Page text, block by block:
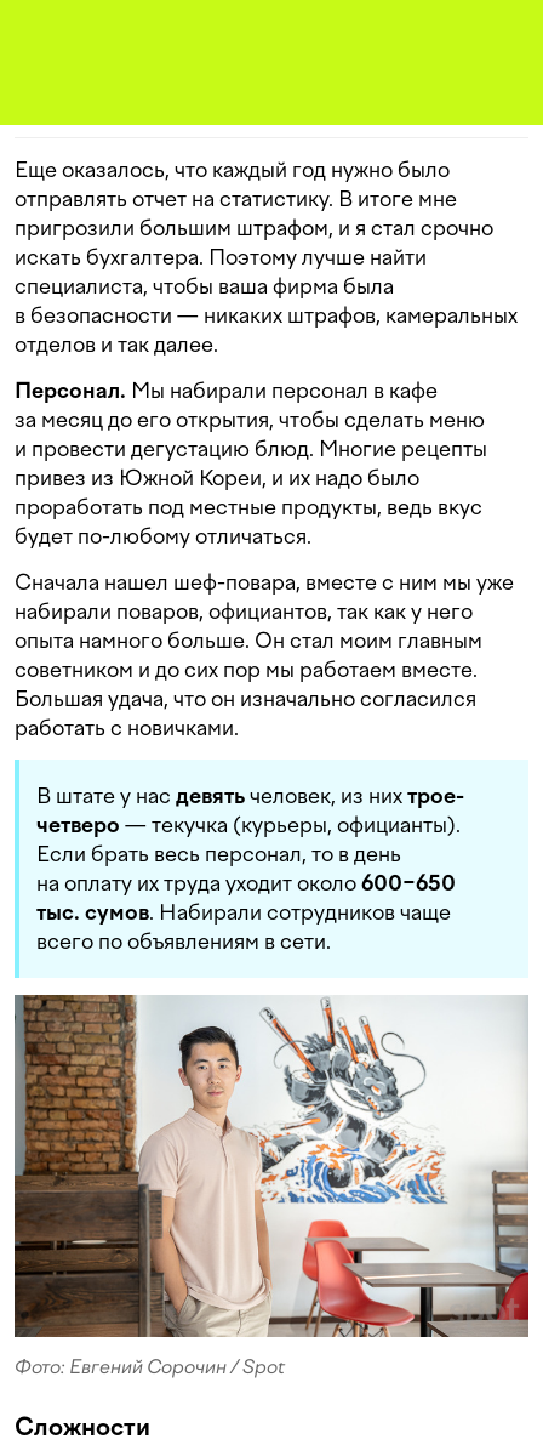
Еще оказалось, что каждый год нужно было
отправлять отчет на статистику. В итоге мне
пригрозили большим штрафом, и я стал срочно
искать бухгалтера. Поэтому лучше найти
специалиста, чтобы ваша фирма была
в безопасности — никаких штрафов, камеральных
отделов и так далее.
Персонал. Мы набирали персонал в кафе
за месяц до его открытия, чтобы сделать меню
и провести дегустацию блюд. Многие рецепты
привез из Южной Кореи, и их надо было
проработать под местные продукты, ведь вкус
будет по-любому отличаться.
Сначала нашел шеф-повара, вместе с ним мы уже
набирали поваров, официантов, так как у него
опыта намного больше. Он стал моим главным
советником и до сих пор мы работаем вместе.
Большая удача, что он изначально согласился
работать с новичками.
В штате у нас девятьчеловек, из нихтрое-
четверо — текучка (курьеры, официанты).
Если брать весь персонал, то в день
на оплату их труда уходит около600−650
тыс. сумов. Набирали сотрудников чаще
всего по объявлениям в сети.
Фото: Евгений Сорочин / Spot
Сложности